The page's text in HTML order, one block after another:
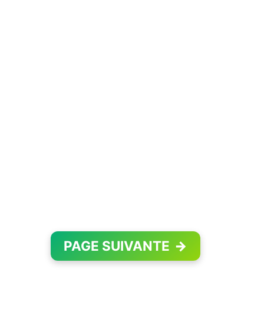
PAGE SUIVANTE →